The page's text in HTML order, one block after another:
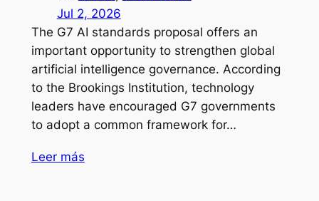
Jul 2, 2026
The G7 AI standards proposal offers an
important opportunity to strengthen global
artificial intelligence governance. According
to the Brookings Institution, technology
leaders have encouraged G7 governments
to adopt a common framework for…
Leer más